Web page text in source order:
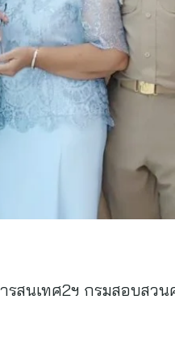
สนเทศ2ฯ กรมสอบสว